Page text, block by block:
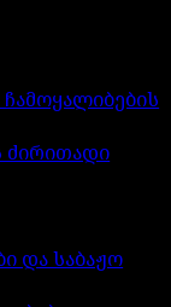
ძირითადი
და საბაჟო